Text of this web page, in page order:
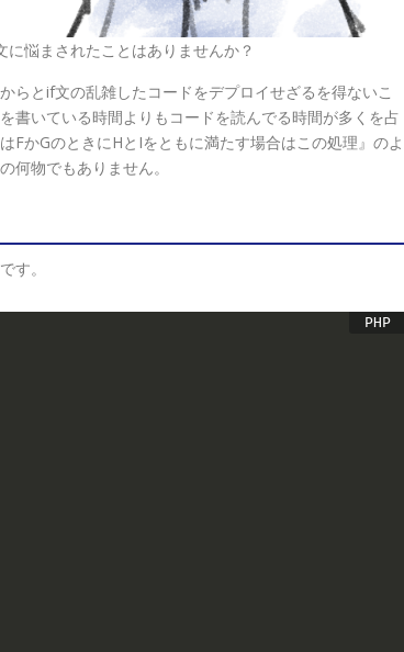
悩まされたことはありませんか？
らとif文の乱雑したコードをデプロイせざるを得ないこ
書いている時間よりもコードを読んでる時間が多くを占
FかGのときにHとIをともに満たす場合はこの処理』のよ
何物でもありません。
す。